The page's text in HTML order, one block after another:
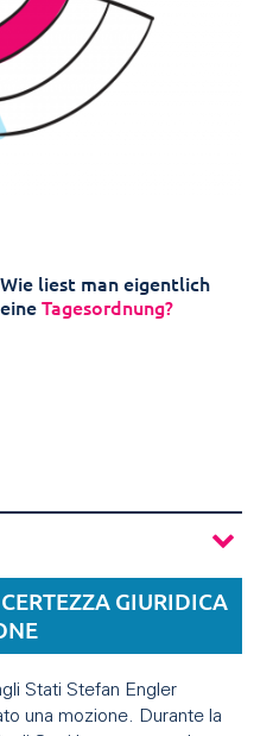
Wie liest man eigentlich
eineTagesordnung?
GIURIDICA
Stati Stefan Engler
una mozione. Durante la